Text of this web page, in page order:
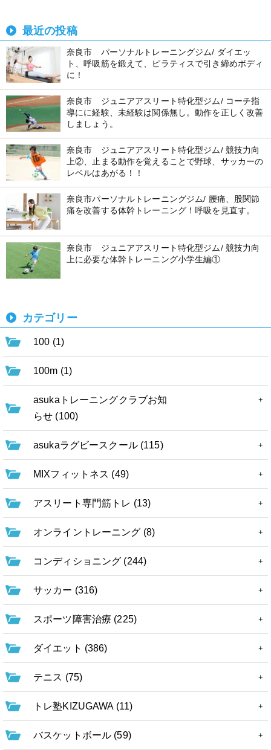
最近の投稿
奈良市 パーソナルトレーニングジム/ ダイエッ
ト、呼吸筋を鍛えて、ピラティスで引き締めボディ
に！
奈良市 ジュニアアスリート特化型ジム/ コーチ指
導にに経験、未経験は関係無し。動作を正しく改善
しましょう。
奈良市 ジュニアアスリート特化型ジム/ 競技力向
上②、止まる動作を覚えることで野球、サッカーの
レベルはあがる！！
奈良市パーソナルトレーニングジム/ 腰痛、股関節
痛を改善する体幹トレーニング！呼吸を見直す。
奈良市 ジュニアアスリート特化型ジム/ 競技力向
上に必要な体幹トレーニング小学生編①
カテゴリー
100 (1)
100m (1)
asukaトレーニングクラブお知
らせ (100)
asukaラグビースクール (115)
MIXフィットネス (49)
アスリート専門筋トレ (13)
オンライントレーニング (8)
コンディショニング (244)
サッカー (316)
スポーツ障害治療 (225)
ダイエット (386)
テニス (75)
トレ塾KIZUGAWA (11)
バスケットボール (59)